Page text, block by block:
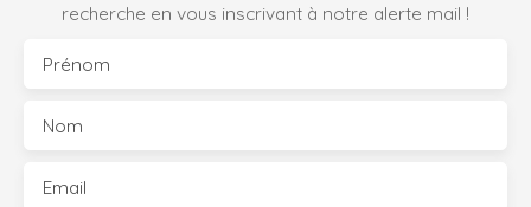
recherche en vous inscrivant à notre alerte mail !
Prénom
Nom
Email